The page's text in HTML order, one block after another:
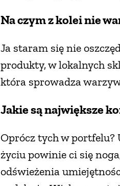
Na czym z kolei nie
Ja staram się nie
produkty, w lokalnych
która sprowadza
Jakie są największe
Oprócz tych w portfelu?
życiu powinie ci się
odświeżenia